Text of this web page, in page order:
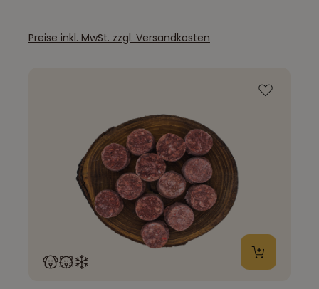
Preise inkl. MwSt. zzgl. Versandkosten